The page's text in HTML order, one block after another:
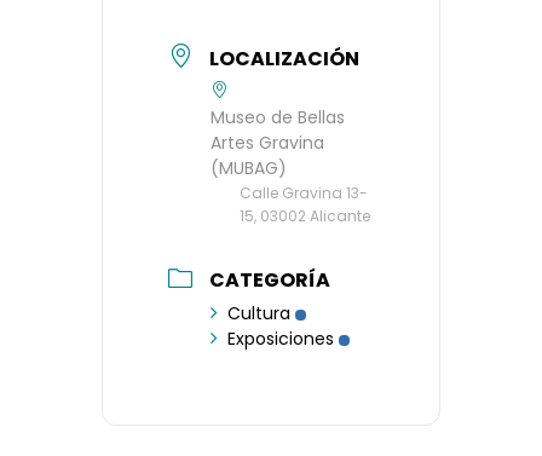
LOCALIZACIÓN
Museo de Bellas
Artes Gravina
(MUBAG)
Calle Gravina 13-
15, 03002 Alicante
CATEGORÍA
Cultura
Exposiciones